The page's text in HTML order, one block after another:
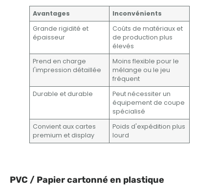
Avantages
Inconvénients
Grande rigidité et
épaisseur
Coûts de matériaux et
de production plus
élevés
Prend en charge
l'impression détaillée
Moins flexible pour le
mélange ou le jeu
fréquent
Durable et durable
Peut nécessiter un
équipement de coupe
spécialisé
Convient aux cartes
premium et display
Poids d'expédition plus
lourd
PVC / Papier cartonné en plastique